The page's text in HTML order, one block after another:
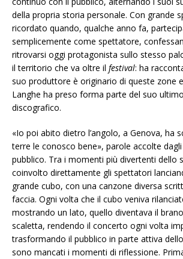
della propria storia personale. Con grande
ricordato quando, qualche anno fa,
semplicemente come spettatore,
ritrovarsi oggi protagonista sullo stesso
il territorio che va oltre il festival: ha
suo produttore è originario di queste zone
Langhe ha preso forma parte del suo
discografico.
«Io poi abito dietro l’angolo, a Genova, ha
terre le conosco bene», parole accolte
pubblico. Tra i momenti più divertenti dello
coinvolto direttamente gli spettatori
grande cubo, con una canzone diversa
faccia. Ogni volta che il cubo veniva
mostrando un lato, quello diventava il
scaletta, rendendo il concerto ogni volta
trasformando il pubblico in parte attiva
sono mancati i momenti di riflessione.